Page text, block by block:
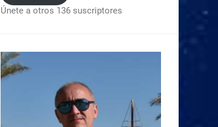
Únete a otros 136 suscriptores